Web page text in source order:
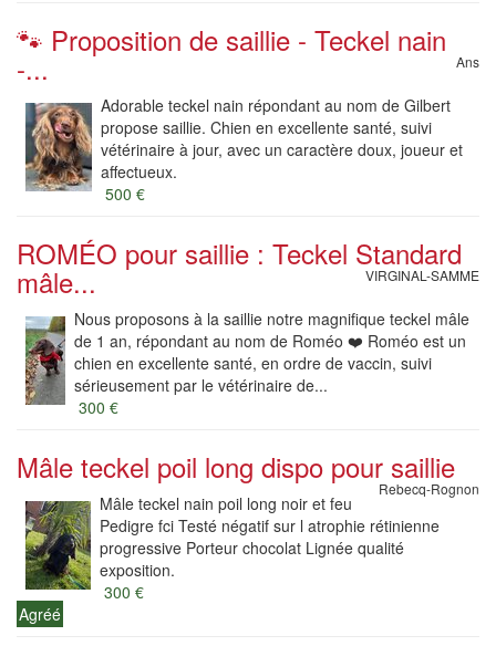
🐾 Proposition de saillie - Teckel nain
-... Ans
Adorable teckel nain répondant au nom de Gilbert
propose saillie. Chien en excellente santé, suivi
vétérinaire à jour, avec un caractère doux, joueur et
affectueux.
500 €
ROMÉO pour saillie : Teckel Standard
mâle... VIRGINAL-SAMME
Nous proposons à la saillie notre magnifique teckel mâle
de 1 an, répondant au nom de Roméo ❤️ Roméo est un
chien en excellente santé, en ordre de vaccin, suivi
sérieusement par le vétérinaire de...
300 €
Mâle teckel poil long dispo pour saillie
Rebecq-Rognon
Mâle teckel nain poil long noir et feu
Pedigre fci Testé négatif sur l atrophie rétinienne
progressive Porteur chocolat Lignée qualité
exposition.
300 €
Agréé